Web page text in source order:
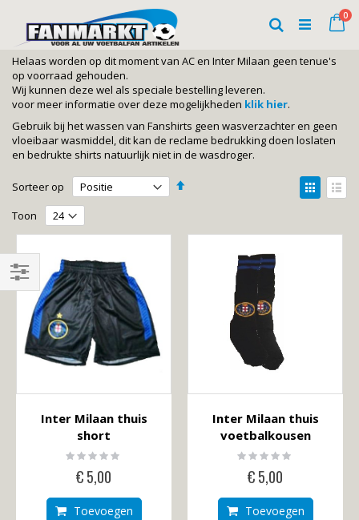
naar
inhoud
0
Zoeken
Helaas worden op dit moment van AC en Inter Milaan geen tenue's
op voorraad gehouden.
Wij kunnen deze wel als speciale bestelling leveren.
voor meer informatie over deze mogelijkheden klik hier.
Gebruik bij het wassen van Fanshirts geen wasverzachter en geen
vloeibaar wasmiddel, dit kan de reclame bedrukking doen loslaten
en bedrukte shirts natuurlijk niet in de wasdroger.
Sorteer op
Van
Tonen
als
Toon
Inter Milaan thuis
short
Rating:
0%
€ 5,00
Toevoegen
Inter Milaan thuis
voetbalkousen
Rating:
0%
€ 5,00
Toevoegen
Shop